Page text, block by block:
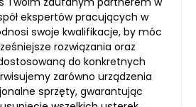
ekspertów pracujących w
swoje kwalifikacje, by móc
rozwiązania oraz
do konkretnych
zarówno urządzenia
sprzęty, gwarantując